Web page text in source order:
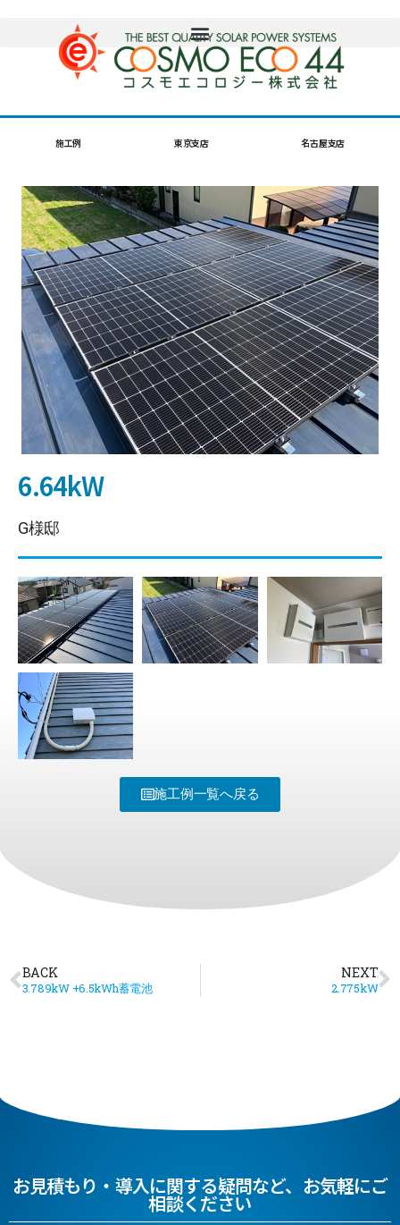
施工例 東京支店 名古屋支店
6.64kW
G様邸
施工例一覧へ戻る
BACK
3.789kW +6.5kWh蓄電池
NEXT
2.775kW
お見積もり・導入に関する疑問など、お気軽にご
相談ください